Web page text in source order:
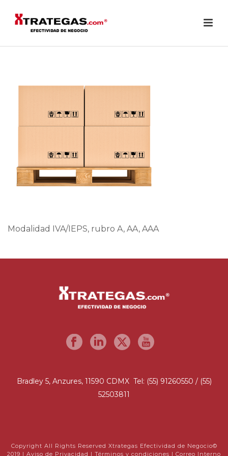
Modalidad IVA/IEPS, rubro A, AA, AAA
Bradley 5, Anzures, 11590 CDMX Tel: (55) 91260550 / (55)
52503811
Copyright All Rights Reserved Xtrategas Efectividad de Negocio©
2019 | Aviso de Privacidad | Términos y condiciones | Correo Interno